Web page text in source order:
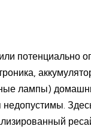
потенциально
лампы)